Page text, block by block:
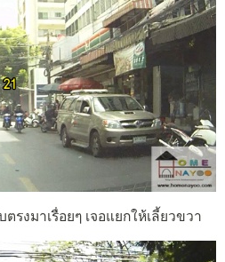
รงมาเรื่อยๆ เจอแยกให้เลี้ยวขวา